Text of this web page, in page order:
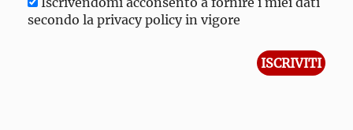
secondo la privacy policy in vigore